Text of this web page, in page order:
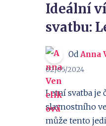
Ideální
svatbu:
Od Anna
02/05/2024
Letní svatba je
slavnostního
může tento